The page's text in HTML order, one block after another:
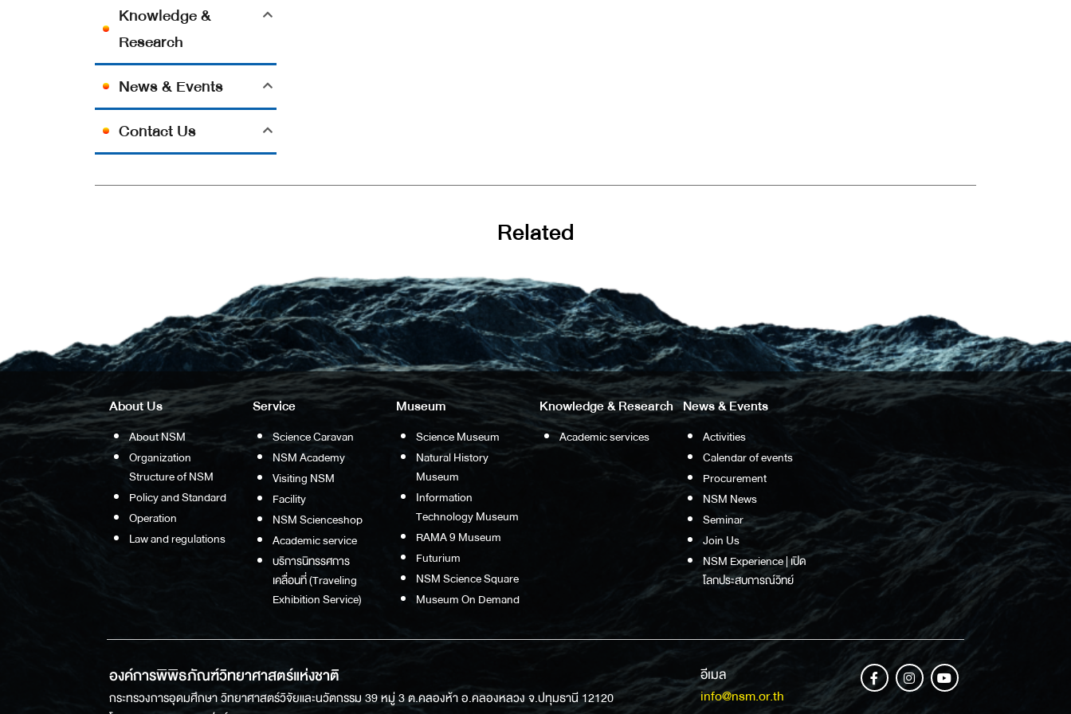
Knowledge &
Research
News & Events
Contact Us
Related
About Us
About NSM
Organization
Structure of NSM
Policy and Standard
Operation
Law and regulations
Service
Science Caravan
NSM Academy
Visiting NSM
Facility
NSM Scienceshop
Academic service
บริการนิทรรศการ
เคลื่อนที่ (Traveling
Exhibition Service)
Museum
Science Museum
Natural History
Museum
Information
Technology Museum
RAMA 9 Museum
Futurium
NSM Science Square
Museum On Demand
Knowledge & Research
Academic services
News & Events
Activities
Calendar of events
Procurement
NSM News
Seminar
Join Us
NSM Experience | เปิด
โลกประสบการณ์วิทย์
องค์การพิพิธภัณฑ์วิทยาศาสตร์แห่งชาติ
กระทรวงการอุดมศึกษา วิทยาศาสตร์วิจัยและนวัตกรรม 39 หมู่ 3 ต.คลองห้า อ.คลองหลวง จ.ปทุมธานี 12120
อีเมล
info@nsm.or.th